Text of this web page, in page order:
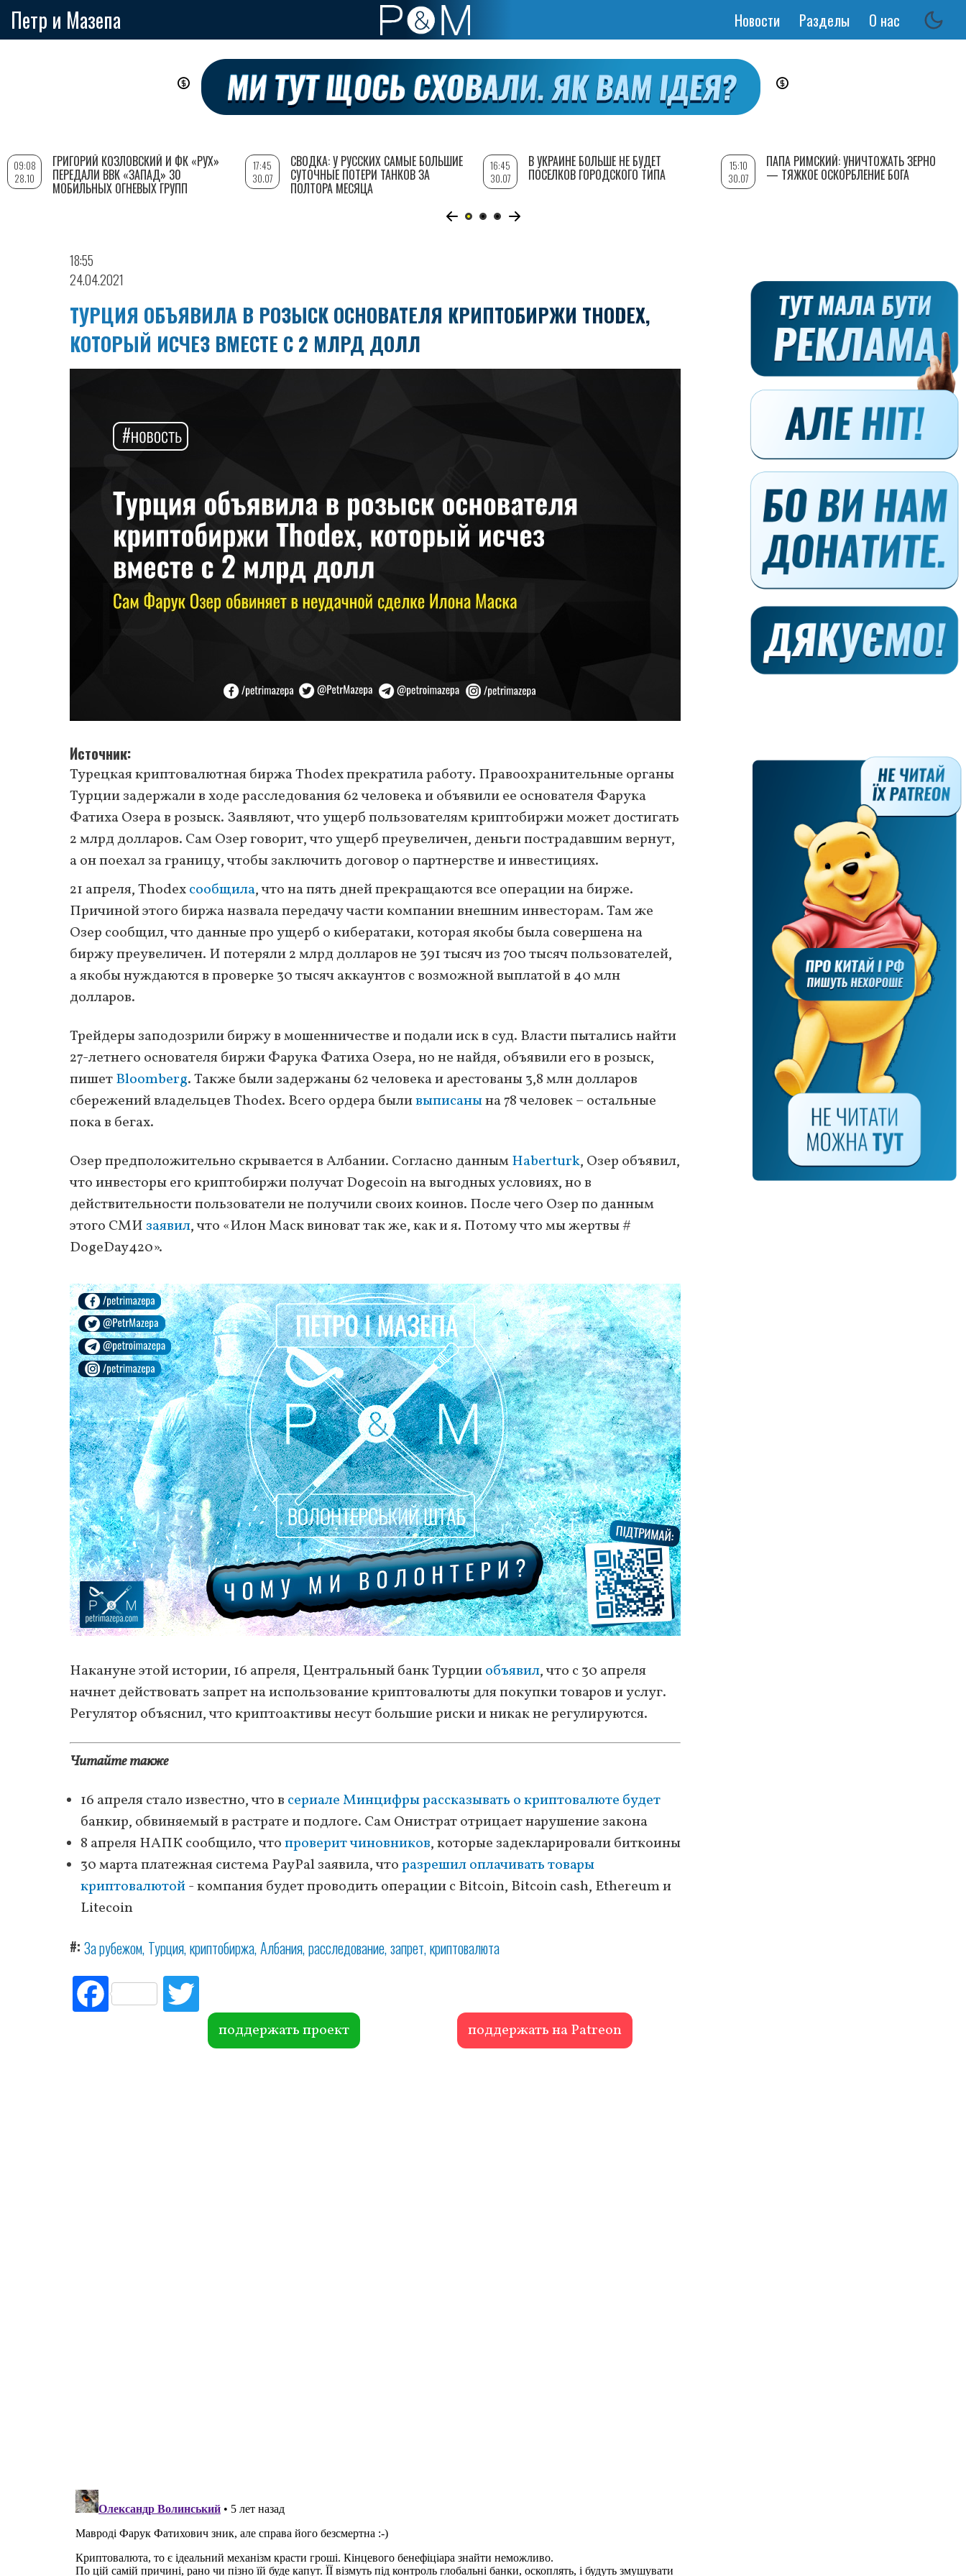
Петр и Мазепа
Основная
Новости Разделы О нас
18:55
24.04.2021
ТУРЦИЯ ОБЪЯВИЛА В РОЗЫСК ОСНОВАТЕЛЯ КРИПТОБИРЖИ THODEX,
КОТОРЫЙ ИСЧЕЗ ВМЕСТЕ С 2 МЛРД ДОЛЛ
Источник
Турецкая криптовалютная биржа Thodex прекратила работу. Правоохранительные органы
Турции задержали в ходе расследования 62 человека и объявили ее основателя Фарука
Фатиха Озера в розыск. Заявляют, что ущерб пользователям криптобиржи может достигать
2 млрд долларов. Сам Озер говорит, что ущерб преувеличен, деньги пострадавшим вернут,
а он поехал за границу, чтобы заключить договор о партнерстве и инвестициях.
21 апреля, Thodexсообщила, что на пять дней прекращаются все операции на бирже.
Причиной этого биржа назвала передачу части компании внешним инвесторам. Там же
Озер сообщил, что данные про ущерб о кибератаки, которая якобы была совершена на
биржу преувеличен. И потеряли 2 млрд долларов не 391 тысяч из 700 тысяч пользователей,
а якобы нуждаются в проверке 30 тысяч аккаунтов с возможной выплатой в 40 млн
долларов.
Трейдеры заподозрили биржу в мошенничестве и подали иск в суд. Власти пытались найти
27-летнего основателя биржи Фарука Фатиха Озера, но не найдя, объявили его в розыск,
пишетBloomberg. Также были задержаны 62 человека и арестованы 3,8 млн долларов
сбережений владельцев Thodex. Всего ордера быливыписанына 78 человек – остальные
пока в бегах.
Озер предположительно скрывается в Албании. Согласно даннымHaberturk, Озер объявил,
что инвесторы его криптобиржи получат Dogecoin на выгодных условиях, но в
действительности пользователи не получили своих коинов. После чего Озер по данным
этого СМИ заявил, что «Илон Маск виноват так же, как и я. Потому что мы жертвы #
DogeDay420».
Накануне этой истории, 16 апреля, Центральный банк Турцииобъявил, что с 30 апреля
начнет действовать запрет на использование криптовалюты для покупки товаров и услуг.
Регулятор объяснил, что криптоактивы несут большие риски и никак не регулируются.
Читайте также
16 апреля стало известно, что в сериале Минцифры рассказывать о криптовалюте будет
банкир, обвиняемый в растрате и подлоге. Сам Онистрат отрицает нарушение закона
8 апреля НАПК сообщило, чтопроверит чиновников, которые задекларировали биткоины
30 марта платежная система PayPal заявила, чторазрешил оплачивать товары
криптовалютой- компания будет проводить операции с Bitcoin, Bitcoin cash, Ethereum и
Litecoin
# За рубежом Турция криптобиржа Албания расследование запрет криптовалюта
Fac
ebo itte
r поддержать проект поддержать на Patreon
09:08
28.10
ГРИГОРИЙ КОЗЛОВСКИЙ И ФК «РУХ»
ПЕРЕДАЛИ ВВК «ЗАПАД» 30
МОБИЛЬНЫХ ОГНЕВЫХ ГРУПП
17:45
30.07
СВОДКА: У РУССКИХ САМЫЕ БОЛЬШИЕ
СУТОЧНЫЕ ПОТЕРИ ТАНКОВ ЗА
ПОЛТОРА МЕСЯЦА
16:45
30.07
В УКРАИНЕ БОЛЬШЕ НЕ БУДЕТ
ПОСЕЛКОВ ГОРОДСКОГО ТИПА
15:10
30.07
ПАПА РИМСКИЙ: УНИЧТОЖАТЬ ЗЕРНО
— ТЯЖКОЕ ОСКОРБЛЕНИЕ БОГА